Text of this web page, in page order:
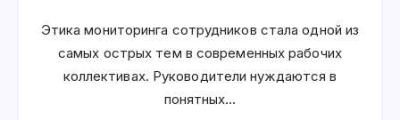
Этика мониторинга сотрудников стала одной из
самых острых тем в современных рабочих
коллективах. Руководители нуждаются в
понятных…